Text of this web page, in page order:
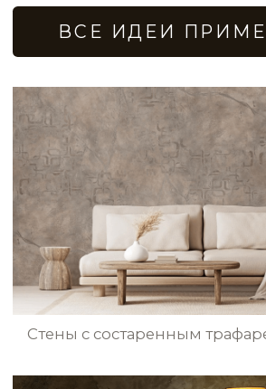
Стены в доме с эффектом
Декоративная штукатурка с трафаретным
узором на стенах в ресторане